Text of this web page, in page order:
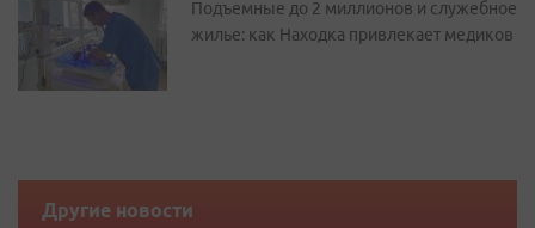
Подъемные до 2 миллионов и служебное
жилье: как Находка привлекает медиков
Другие новости